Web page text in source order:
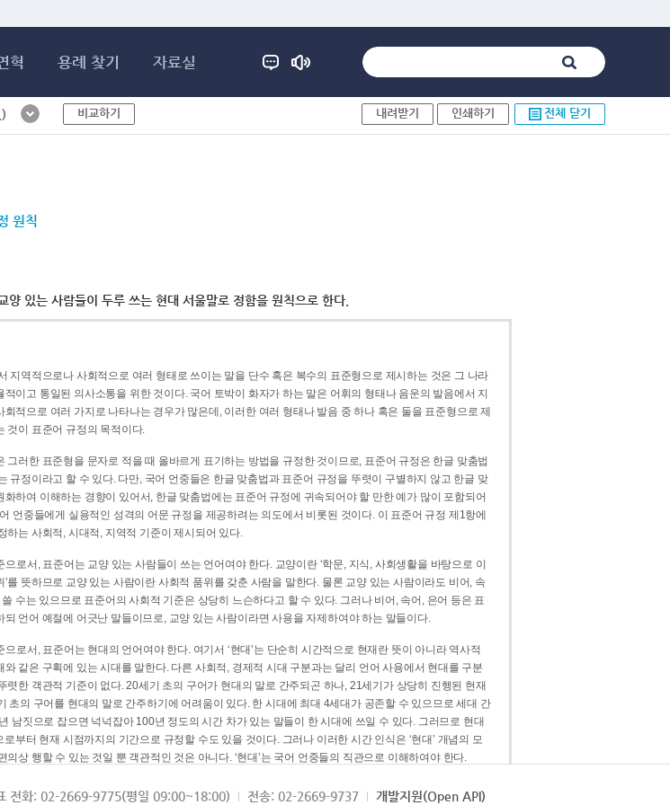
혁 용례 찾기 자료실
비교하기 내려받기 인쇄하기 전체 닫기
원칙
양 있는 사람들이 두루 쓰는 현대 서울말로 정함을 원칙으로 한다.
지역적으로나 사회적으로 여러 형태로 쓰이는 말을 단수 혹은 복수의 표준형으로 제시하는 것은 그 나라
적이고 통일된 의사소통을 위한 것이다. 국어 토박이 화자가 하는 말은 어휘의 형태나 음운의 발음에서 지
회적으로 여러 가지로 나타나는 경우가 많은데, 이러한 여러 형태나 발음 중 하나 혹은 둘을 표준형으로 제
것이 표준어 규정의 목적이다.
그러한 표준형을 문자로 적을 때 올바르게 표기하는 방법을 규정한 것이므로, 표준어 규정은 한글 맞춤법
규정이라고 할 수 있다. 다만, 국어 언중들은 한글 맞춤법과 표준어 규정을 뚜렷이 구별하지 않고 한글 맞
화하여 이해하는 경향이 있어서, 한글 맞춤법에는 표준어 규정에 귀속되어야 할 만한 예가 많이 포함되어
언중들에게 실용적인 성격의 어문 규정을 제공하려는 의도에서 비롯된 것이다. 이 표준어 규정 제1항에
하는 사회적, 시대적, 지역적 기준이 제시되어 있다.
으로서, 표준어는 교양 있는 사람들이 쓰는 언어여야 한다. 교양이란 ‘학문, 지식, 사회생활을 바탕으로 이
’를 뜻하므로 교양 있는 사람이란 사회적 품위를 갖춘 사람을 말한다. 물론 교양 있는 사람이라도 비어, 속
쓸 수는 있으므로 표준어의 사회적 기준은 상당히 느슨하다고 할 수 있다. 그러나 비어, 속어, 은어 등은 표
되 언어 예절에 어긋난 말들이므로, 교양 있는 사람이라면 사용을 자제하여야 하는 말들이다.
으로서, 표준어는 현대의 언어여야 한다. 여기서 ‘현대’는 단순히 시간적으로 현재란 뜻이 아니라 역사적
와 같은 구획에 있는 시대를 말한다. 다른 사회적, 경제적 시대 구분과는 달리 언어 사용에서 현대를 구분
렷한 객관적 기준이 없다. 20세기 초의 구어가 현대의 말로 간주되곤 하나, 21세기가 상당히 진행된 현재
초의 구어를 현대의 말로 간주하기에 어려움이 있다. 한 시대에 최대 4세대가 공존할 수 있으므로 세대 간
남짓으로 잡으면 넉넉잡아 100년 정도의 시간 차가 있는 말들이 한 시대에 쓰일 수 있다. 그러므로 현대
로부터 현재 시점까지의 기간으로 규정할 수도 있을 것이다. 그러나 이러한 시간 인식은 ‘현대’ 개념의 모
의상 행할 수 있는 것일 뿐 객관적인 것은 아니다. ‘현대’는 국어 언중들의 직관으로 이해하여야 한다.
으로서, 표준어는 서울말이어야 한다. 이는 표준어의 공용어적 성격을 가장 크게 드러내 주는 기준이다.
전화: 02-2669-9775(평일 09:00~18:00) 전송: 02-2669-9737 개발지원(Open API)